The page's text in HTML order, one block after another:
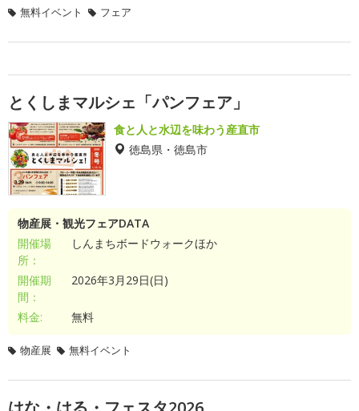
無料イベント フェア
とくしまマルシェ「パンフェア」
食と人と水辺を味わう産直市
徳島県・徳島市
物産展・観光フェアDATA
開催場
所：
しんまちボードウォークほか
開催期
間：
2026年3月29日(日)
料金: 無料
物産展 無料イベント